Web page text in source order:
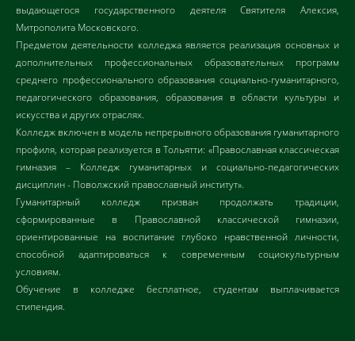
выдающегося государственного деятеля Святителя Алексия,
Митрополита Московского.
Предметом деятельности колледжа является реализация основных и
дополнительных профессиональных образовательных программ
среднего профессионального образования социально-гуманитарного,
педагогического образования, образования в области культуры и
искусства и других отраслях.
Колледж включен в модель непрерывного образования гуманитарного
профиля, которая реализуется в Тольятти: «Православная классическая
гимназия – Колледж гуманитарных и социально-педагогических
дисциплин - Поволжский православный институт».
Гуманитарный колледж призван продолжать традиции,
сформированные в Православной классической гимназии,
ориентированные на воспитание глубоко нравственной личности,
способной адаптироваться к современным социокультурным
условиям.
Обучение в колледже бесплатное, студентам выплачивается
стипендия.